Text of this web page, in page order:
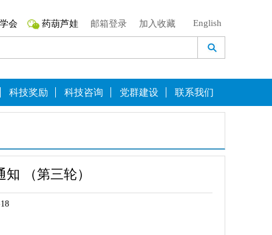
会 药葫芦娃 邮箱登录 加入收藏 English
科技奖励 科技咨询 党群建设 联系我们
（第三轮）